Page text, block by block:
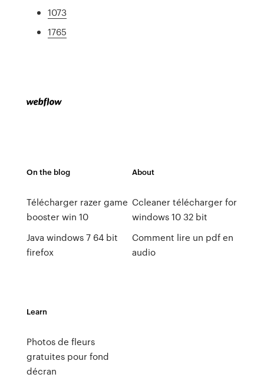
1073
1765
On the blog
Télécharger razer game
booster win 10
Java windows 7 64 bit
firefox
About
Ccleaner télécharger for
windows 10 32 bit
Comment lire un pdf en
audio
Learn
Photos de fleurs
gratuites pour fond
décran